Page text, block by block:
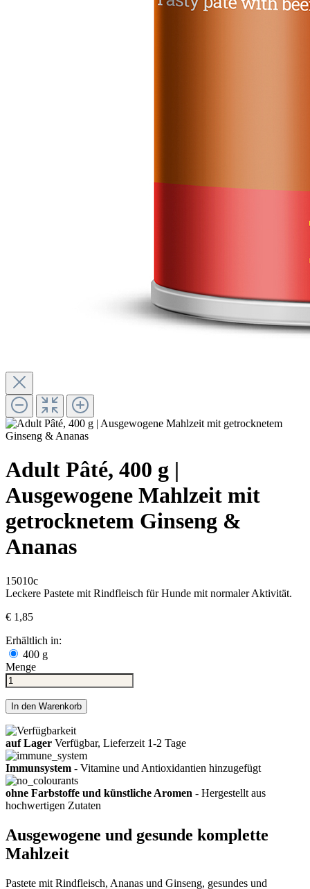
Adult Pâté, 400 g |
Ausgewogene Mahlzeit mit
getrocknetem Ginseng &
Ananas
15010c
Leckere Pastete mit Rindfleisch für Hunde mit normaler Aktivität.
€ 1,85
Erhältlich in:
400 g
Menge
In den Warenkorb
auf Lager Verfügbar, Lieferzeit 1-2 Tage
Immunsystem - Vitamine und Antioxidantien hinzugefügt
ohne Farbstoffe und künstliche Aromen - Hergestellt aus
hochwertigen Zutaten
Ausgewogene und gesunde komplette
Mahlzeit
Pastete mit Rindfleisch, Ananas und Ginseng, gesundes und